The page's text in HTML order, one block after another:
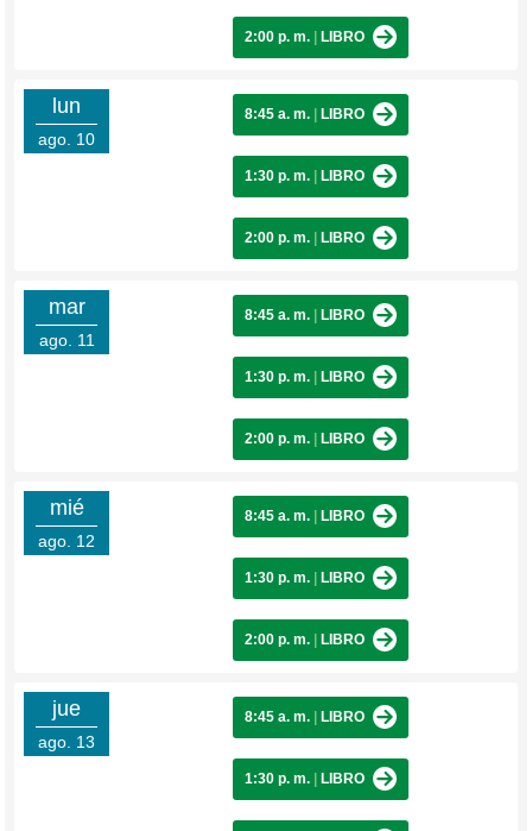
2:00 p. m. LIBRO
lun
ago. 10
8:45 a. m. LIBRO
1:30 p. m. LIBRO
2:00 p. m. LIBRO
mar
ago. 11
8:45 a. m. LIBRO
1:30 p. m. LIBRO
2:00 p. m. LIBRO
mié
ago. 12
8:45 a. m. LIBRO
1:30 p. m. LIBRO
2:00 p. m. LIBRO
jue
ago. 13
8:45 a. m. LIBRO
1:30 p. m. LIBRO